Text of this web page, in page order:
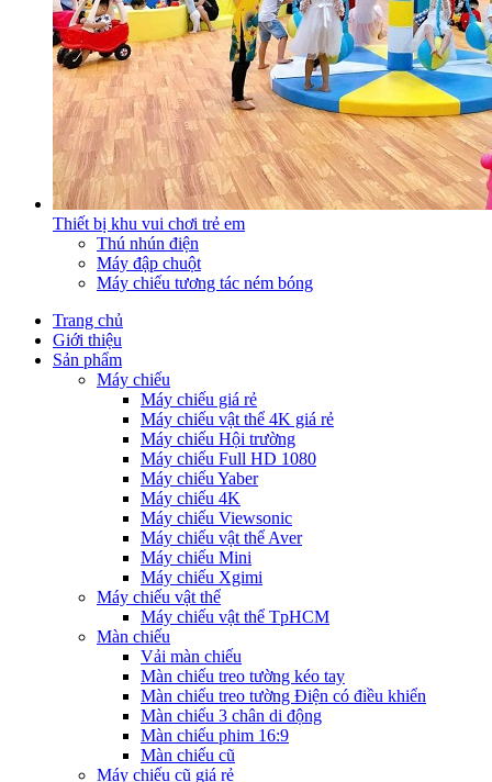
Thiết bị khu vui chơi trẻ em
Thú nhún điện
Máy đập chuột
Máy chiếu tương tác ném bóng
Trang chủ
Giới thiệu
Sản phẩm
Máy chiếu
Máy chiếu giá rẻ
Máy chiếu vật thể 4K giá rẻ
Máy chiếu Hội trường
Máy chiếu Full HD 1080
Máy chiếu Yaber
Máy chiếu 4K
Máy chiếu Viewsonic
Máy chiếu vật thể Aver
Máy chiếu Mini
Máy chiếu Xgimi
Máy chiếu vật thể
Máy chiếu vật thể TpHCM
Màn chiếu
Vải màn chiếu
Màn chiếu treo tường kéo tay
Màn chiếu treo tường Điện có điều khiển
Màn chiếu 3 chân di động
Màn chiếu phim 16:9
Màn chiếu cũ
Máy chiếu cũ giá rẻ